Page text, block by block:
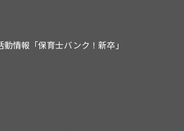
情報「保育士バンク！新卒」